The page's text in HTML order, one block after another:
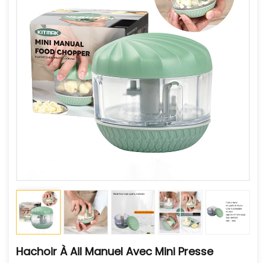
Hachoir À Ail Manuel Avec Mini Presse